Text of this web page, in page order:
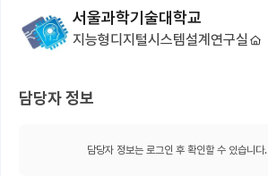
서울과학기술대학교
지능형디지털시스템설계연구실
담당자 정보
담당자 정보는 로그인 후 확인할 수 있습니다.